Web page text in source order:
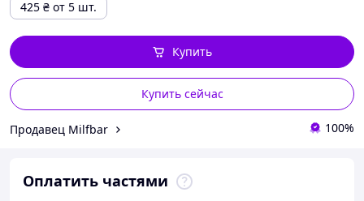
425 ₴ от 5 шт.
Купить сейчас
Купить
Продавец Milfbar 100%
Оплатить частями